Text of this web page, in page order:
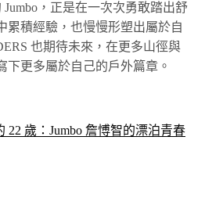
，正是在一次次勇敢踏出舒
累積經驗，也慢慢形塑出屬於自
也期待未來，在更多山徑與
下更多屬於自己的戶外篇章。
22 歲：Jumbo 詹愽智的漂泊青春